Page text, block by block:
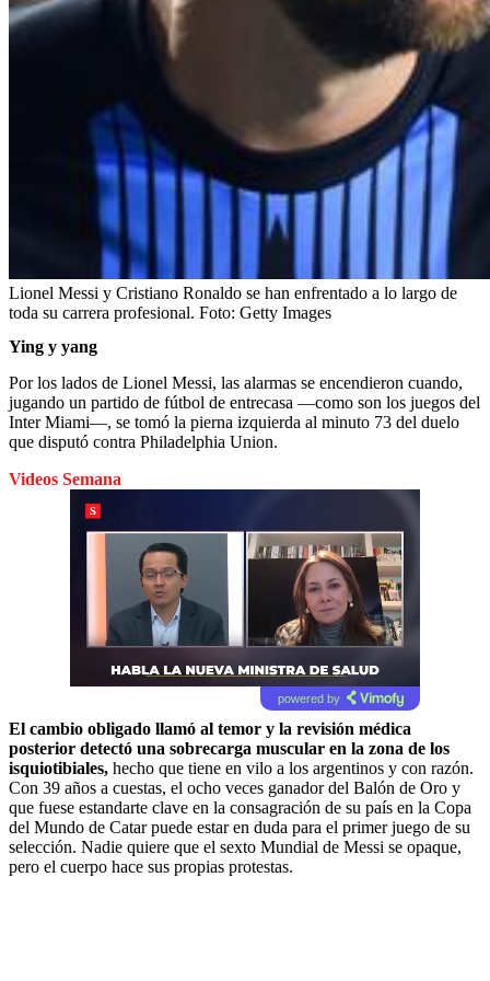
Lionel Messi y Cristiano Ronaldo se han enfrentado a lo largo de
toda su carrera profesional. Foto: Getty Images
Ying y yang
Por los lados de Lionel Messi, las alarmas se encendieron cuando,
jugando un partido de fútbol de entrecasa —como son los juegos del
Inter Miami—, se tomó la pierna izquierda al minuto 73 del duelo
que disputó contra Philadelphia Union.
Videos Semana
powered by
El cambio obligado llamó al temor y la revisión médica
posterior detectó una sobrecarga muscular en la zona de los
isquiotibiales, hecho que tiene en vilo a los argentinos y con razón.
Con 39 años a cuestas, el ocho veces ganador del Balón de Oro y
que fuese estandarte clave en la consagración de su país en la Copa
del Mundo de Catar puede estar en duda para el primer juego de su
selección. Nadie quiere que el sexto Mundial de Messi se opaque,
pero el cuerpo hace sus propias protestas.